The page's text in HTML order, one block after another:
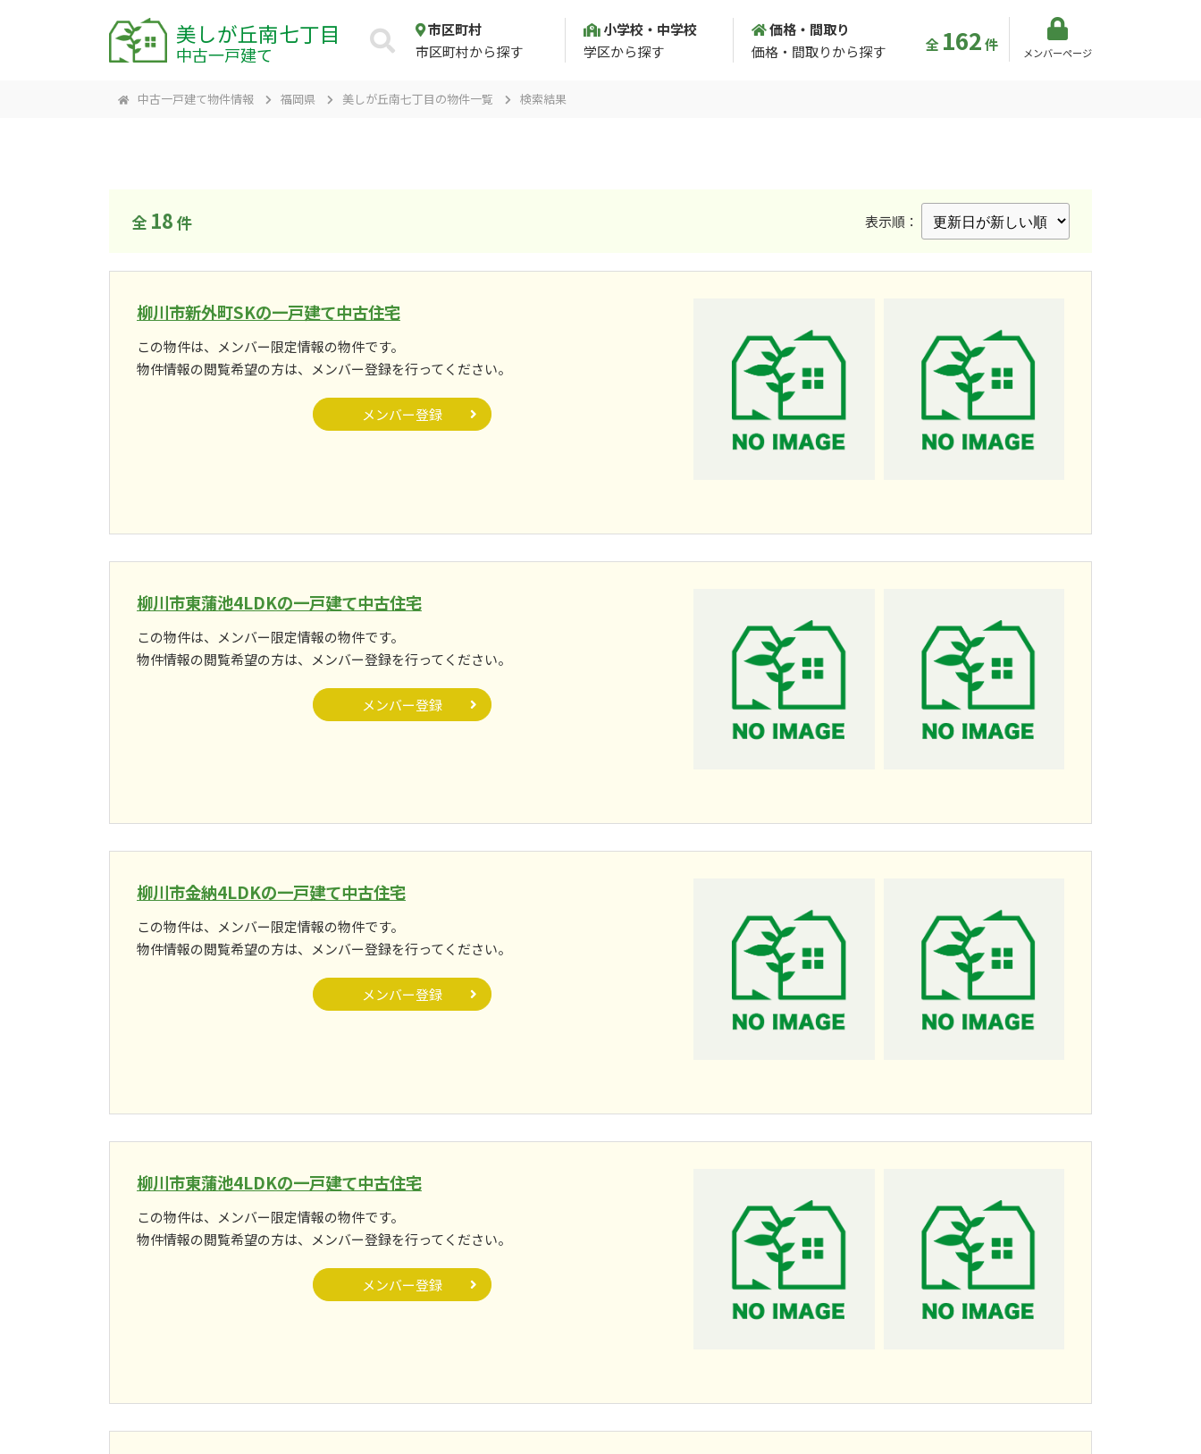
美しが丘南七丁目
中古一戸建て
市区町村
市区町村から探す
小学校・中学校
学区から探す
価格・間取り
価格・間取りから探す
全 162件 メンバーページ
中古一戸建て物件情報 福岡県 美しが丘南七丁目の物件一覧 検索結果
全 18 件 表示順：
柳川市新外町SKの一戸建て中古住宅
この物件は、メンバー限定情報の物件です。
物件情報の閲覧希望の方は、メンバー登録を行ってください。
メンバー登録
柳川市東蒲池4LDKの一戸建て中古住宅
この物件は、メンバー限定情報の物件です。
物件情報の閲覧希望の方は、メンバー登録を行ってください。
メンバー登録
柳川市金納4LDKの一戸建て中古住宅
この物件は、メンバー限定情報の物件です。
物件情報の閲覧希望の方は、メンバー登録を行ってください。
メンバー登録
柳川市東蒲池4LDKの一戸建て中古住宅
この物件は、メンバー限定情報の物件です。
物件情報の閲覧希望の方は、メンバー登録を行ってください。
メンバー登録